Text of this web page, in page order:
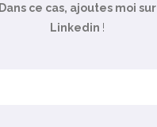
Dans ce cas, ajoutes moi sur
Linkedin !